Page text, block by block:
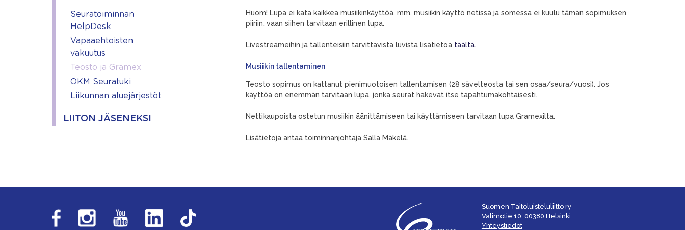
Seuratoiminnan
HelpDesk
Vapaaehtoisten
vakuutus
Teosto ja Gramex
OKM Seuratuki
Liikunnan aluejärjestöt
LIITON JÄSENEKSI
Huom! Lupa ei kata kaikkea musiikinkäyttöä, mm. musiikin käyttö netissä ja somessa ei kuulu tämän sopimuksen
piiriin, vaan siihen tarvitaan erillinen lupa.
Livestreameihin ja tallenteisiin tarvittavista luvista lisätietoa täältä.
Musiikin tallentaminen
Teosto sopimus on kattanut pienimuotoisen tallentamisen (28 sävelteosta tai sen osaa/seura/vuosi). Jos
käyttöä on enemmän tarvitaan lupa, jonka seurat hakevat itse tapahtumakohtaisesti.
Nettikaupoista ostetun musiikin äänittämiseen tai käyttämiseen tarvitaan lupa Gramexilta.
Lisätietoja antaa toiminnanjohtaja Salla Mäkelä.
Suomen Taitoluisteluliitto ry
Valimotie 10, 00380 Helsinki
Yhteystiedot